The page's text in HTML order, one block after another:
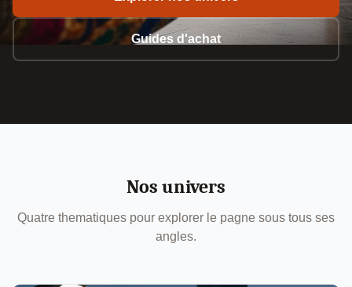
Guides d'achat
Nos univers
Quatre thematiques pour explorer le pagne sous tous ses
angles.